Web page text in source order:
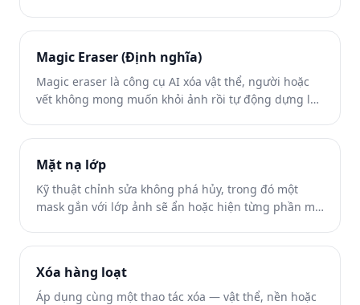
xóa về cơ bản giống nhau.
Magic Eraser (Định nghĩa)
Magic eraser là công cụ AI xóa vật thể, người hoặc
vết không mong muốn khỏi ảnh rồi tự động dựng lại
nền để trông như chi tiết đó chưa từng xuất hiện.
Mặt nạ lớp
Kỹ thuật chỉnh sửa không phá hủy, trong đó một
mask gắn với lớp ảnh sẽ ẩn hoặc hiện từng phần mà
bằng AI một chạm.
Xóa hàng loạt
Áp dụng cùng một thao tác xóa — vật thể, nền hoặc